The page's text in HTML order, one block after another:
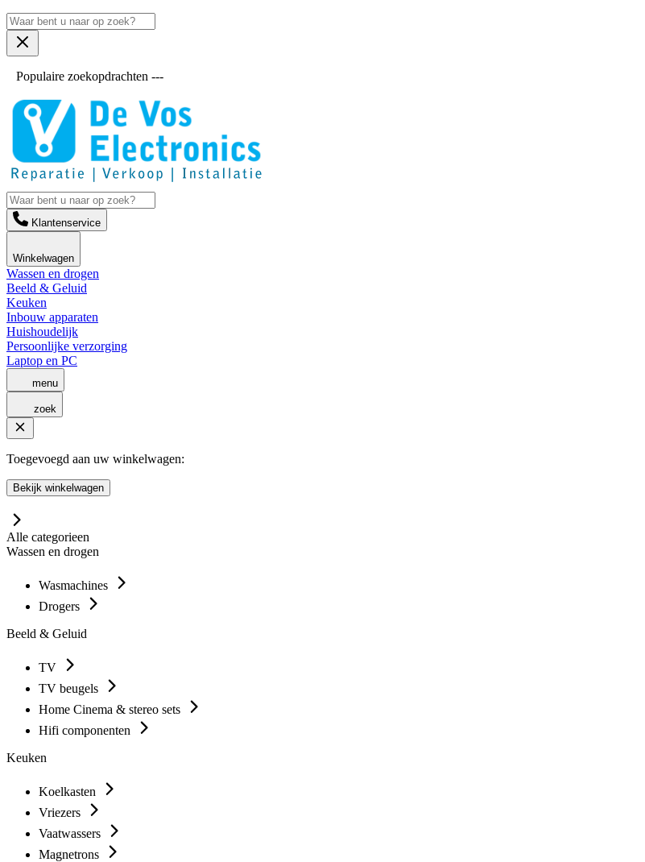
Populaire zoekopdrachten ---
Klantenservice
Winkelwagen
Wassen en drogen
Beeld & Geluid
Keuken
Inbouw apparaten
Huishoudelijk
Persoonlijke verzorging
Laptop en PC
menu
zoek
Toegevoegd aan uw winkelwagen:
Bekijk winkelwagen
Alle categorieen
Wassen en drogen
Wasmachines
Drogers
Beeld & Geluid
TV
TV beugels
Home Cinema & stereo sets
Hifi componenten
Keuken
Koelkasten
Vriezers
Vaatwassers
Magnetrons